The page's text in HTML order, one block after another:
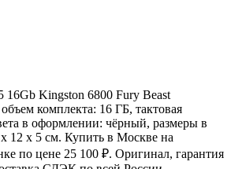
Kingston 6800 Fury Beast
комплекта: 16 ГБ, тактовая
в оформлении: чёрный, размеры в
12 x 5 см. Купить в Москве на
по цене 25 100 ₽. Оригинал, гарантия